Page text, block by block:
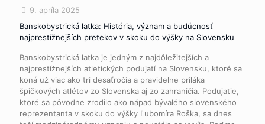
9. apríla 2025
Banskobystrická latka: História, význam a budúcnosť
najprestížnejších pretekov v skoku do výšky na Slovensku
Banskobystrická latka je jedným z najdôležitejších a
najprestížnejších atletických podujatí na Slovensku, ktoré sa
koná už viac ako tri desaťročia a pravidelne priláka
špičkových atlétov zo Slovenska aj zo zahraničia. Podujatie,
ktoré sa pôvodne zrodilo ako nápad bývalého slovenského
reprezentanta v skoku do výšky Ľubomíra Roška, sa dnes